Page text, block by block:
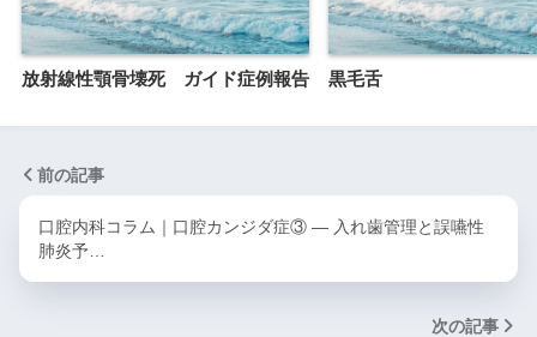
放射線性顎骨壊死 ガイド症例報告 黒毛舌
前の記事
口腔内科コラム｜口腔カンジダ症③ ― 入れ歯管理と誤嚥性
肺炎予…
次の記事